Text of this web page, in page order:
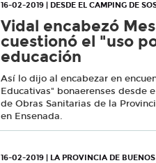
16-02-2019 | DESDE EL CAMPING DE
Vidal encabezó
cuestionó el "uso
educación
Así lo dijo al encabezar en
Educativas" bonaerenses desde
de Obras Sanitarias de la
en Ensenada.
16-02-2019 | LA PROVINCIA DE